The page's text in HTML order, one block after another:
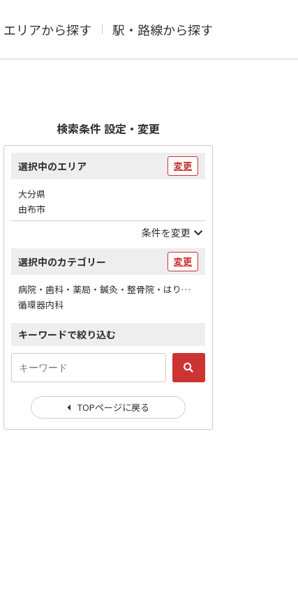
エリアから探す 駅・路線から探す
検索条件 設定・変更
選択中のエリア 変更
大分県
由布市
条件を変更
選択中のカテゴリー 変更
病院・歯科・薬局・鍼灸・整骨院・はりマッサージ / 病院
循環器内科
キーワードで絞り込む
TOPページに戻る